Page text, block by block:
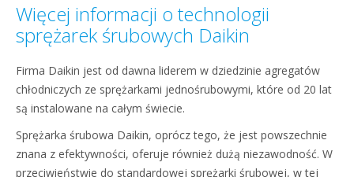
Więcej informacji o technologii
sprężarek śrubowych Daikin
Firma Daikin jest od dawna liderem w dziedzinie agregatów
chłodniczych ze sprężarkami jednośrubowymi, które od 20 lat
są instalowane na całym świecie.
Sprężarka śrubowa Daikin, oprócz tego, że jest powszechnie
znana z efektywności, oferuje również dużą niezawodność. W
przeciwieństwie do standardowej sprężarki śrubowej, w tej